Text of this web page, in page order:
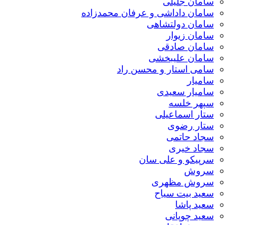
سامان داداشی و عرفان محمدزاده
سامان دولتشاهی
سامان زیوار
سامان صادقی
سامان علیبخشی
سامی استار و محسن راد
سامیار
سامیار سعیدی
سپهر خلسه
ستار اسماعیلی
ستار رضوی
سجاد حاتمی
سجاد خیری
سرپیکو و علی سان
سروش
سروش مظهری
سعید بیت سیاح
سعید پاشا
سعید چوپانی